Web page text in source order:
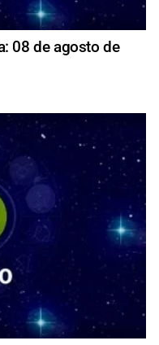
08 de agosto de